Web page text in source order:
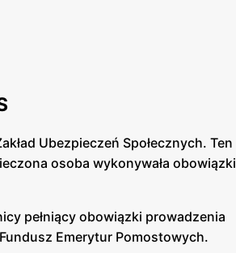
Ubezpieczeń Społecznych. Ten
osoba wykonywała obowiązki
pełniący obowiązki prowadzenia
Emerytur Pomostowych.